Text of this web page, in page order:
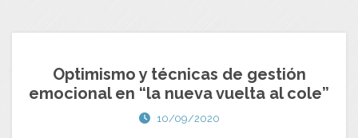
Optimismo y técnicas de gestión
emocional en “la nueva vuelta al cole”
10/09/2020